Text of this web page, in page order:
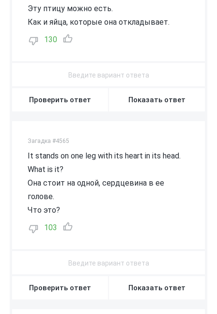
Эту птицу можно есть.
Как и яйца, которые она откладывает.
130
Проверить ответ Показать ответ
Загадка #4565
It stands on one leg with its heart in its head.
What is it?
Она стоит на одной, сердцевина в ее
голове.
Что это?
103
Проверить ответ Показать ответ